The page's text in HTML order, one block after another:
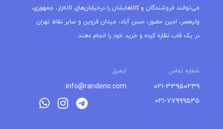
می‌توانند فروشندگان و کالاهایشان را درخیابان‌های لاله‌زار، جمهوری،
ولیعصر، امین حضور، حسن آباد، میدان قزوین و سایر نقاط تهران
در یک قاب نظاره کرده و خرید خود را انجام دهند.
شماره تماس ایمیل
۰۲۱-۳۳۹۵۰۲۳۹
۰۲۱-۷۷۹۹۹۵۴۵
info@randeno.com